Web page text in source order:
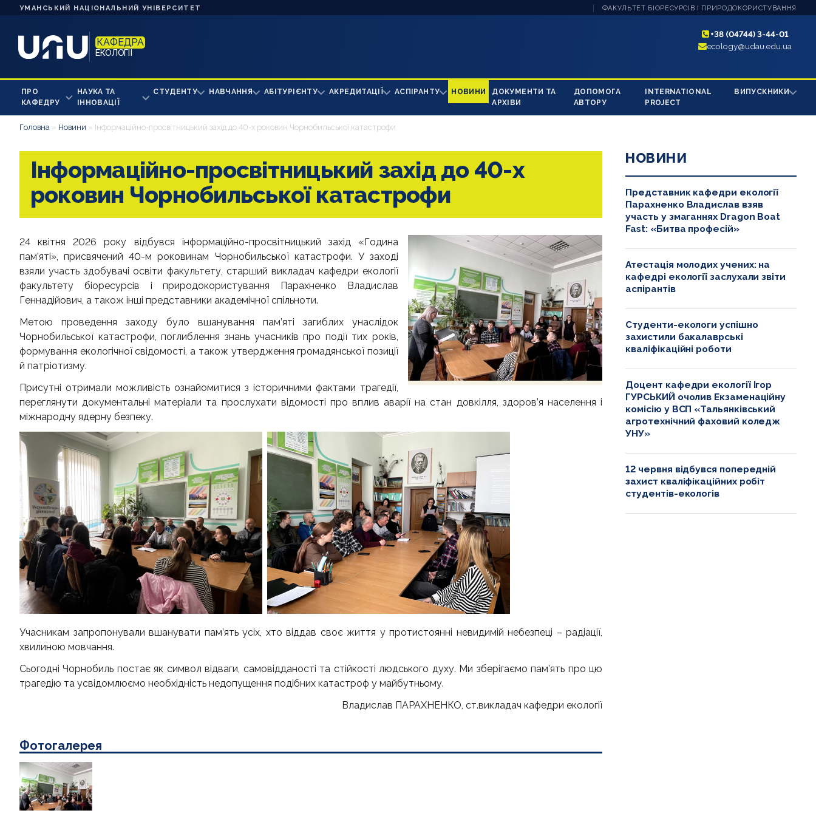
УМАНСЬКИЙ НАЦІОНАЛЬНИЙ УНІВЕРСИТЕТ ФАКУЛЬТЕТ БІОРЕСУРСІВ І ПРИРОДОКОРИСТУВАННЯ
КАФЕДРА
ЕКОЛОГІЇ
+38 (04744) 3-44-01
ecology@udau.edu.ua
ПРО
КАФЕДРУ
НАУКА ТА
ІННОВАЦІЇ
СТУДЕНТУ НАВЧАННЯ АБІТУРІЄНТУ АКРЕДИТАЦІЇ АСПІРАНТУ НОВИНИ
ДОКУМЕНТИ ТА
АРХІВИ
ДОПОМОГА
АВТОРУ
INTERNATIONAL
PROJECT
ВИПУСКНИКИ
Головна » Новини » Інформаційно-просвітницький захід до 40-х роковин Чорнобильської катастрофи
Інформаційно-просвітницький захід до 40-х
роковин Чорнобильської катастрофи
24 квітня 2026 року відбувся інформаційно-просвітницький захід «Година
пам’яті», присвячений 40-м роковинам Чорнобильської катастрофи. У заході
взяли участь здобувачі освіти факультету, старший викладач кафедри екології
факультету біоресурсів і природокористування Парахненко Владислав
Геннадійович, а також інші представники академічної спільноти.
Метою проведення заходу було вшанування пам’яті загиблих унаслідок
Чорнобильської катастрофи, поглиблення знань учасників про події тих років,
формування екологічної свідомості, а також утвердження громадянської позиції
й патріотизму.
Присутні отримали можливість ознайомитися з історичними фактами трагедії,
переглянути документальні матеріали та прослухати відомості про вплив аварії на стан довкілля, здоров’я населення і
міжнародну ядерну безпеку.
Учасникам запропонували вшанувати пам’ять усіх, хто віддав своє життя у протистоянні невидимій небезпеці – радіації,
хвилиною мовчання.
Сьогодні Чорнобиль постає як символ відваги, самовідданості та стійкості людського духу. Ми зберігаємо пам’ять про цю
трагедію та усвідомлюємо необхідність недопущення подібних катастроф у майбутньому.
Владислав ПАРАХНЕНКО, ст.викладач кафедри екології
Фотогалерея
НОВИНИ
Представник кафедри екології
Парахненко Владислав взяв
участь у змаганнях Dragon Boat
Fast: «Битва професій»
Атестація молодих учених: на
кафедрі екології заслухали звіти
аспірантів
Студенти-екологи успішно
захистили бакалаврські
кваліфікаційні роботи
Доцент кафедри екології Ігор
ГУРСЬКИЙ очолив Екзаменаційну
комісію у ВСП «Тальянківський
агротехнічний фаховий коледж
УНУ»
12 червня відбувся попередній
захист кваліфікаційних робіт
студентів-екологів